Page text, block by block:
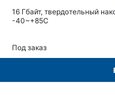
16 Гбайт, твердотельный
-40~+85C
Под заказ